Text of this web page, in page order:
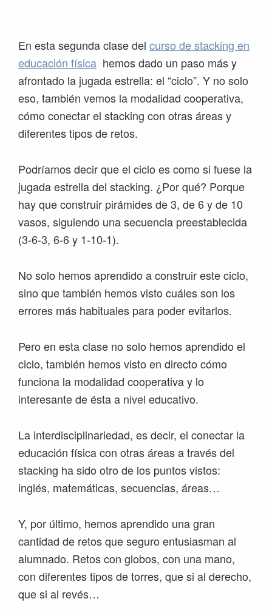
navegación
principal
contenido
principal
barra
lateral
principal
página
En esta segunda clase del curso de stacking en
educación física hemos dado un paso más y
afrontado la jugada estrella: el “ciclo”. Y no solo
eso, también vemos la modalidad cooperativa,
cómo conectar el stacking con otras áreas y
diferentes tipos de retos.
Podríamos decir que el ciclo es como si fuese la
jugada estrella del stacking. ¿Por qué? Porque
hay que construir pirámides de 3, de 6 y de 10
vasos, siguiendo una secuencia preestablecida
(3-6-3, 6-6 y 1-10-1).
No solo hemos aprendido a construir este ciclo,
sino que también hemos visto cuáles son los
errores más habituales para poder evitarlos.
Pero en esta clase no solo hemos aprendido el
ciclo, también hemos visto en directo cómo
funciona la modalidad cooperativa y lo
interesante de ésta a nivel educativo.
La interdisciplinariedad, es decir, el conectar la
educación física con otras áreas a través del
stacking ha sido otro de los puntos vistos:
inglés, matemáticas, secuencias, áreas…
Y, por último, hemos aprendido una gran
cantidad de retos que seguro entusiasman al
alumnado. Retos con globos, con una mano,
con diferentes tipos de torres, que si al derecho,
que si al revés…